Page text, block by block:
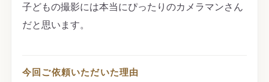
子どもの撮影には本当にぴったりのカメラマンさん
だと思います。
今回ご依頼いただいた理由